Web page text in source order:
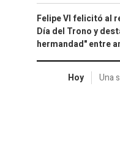
Felipe VI felicitó al
Día del Trono y
hermandad" entre
Hoy Una